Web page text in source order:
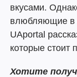
вкусами.
влюбляющие в
UAportal
которые стоит
Хотите